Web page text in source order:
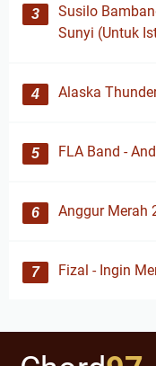
Susilo
Sunyi (Untuk
Alaska
FLA Band -
Anggur Merah
Fizal - Ingin